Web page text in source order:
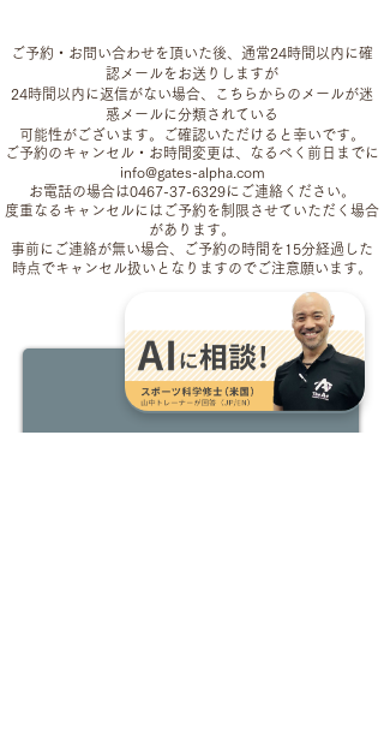
ご予約・お問い合わせを頂いた後、通常24時間以内に確
認メールをお送りしますが​
24時間以内に返信がない場合、こちらからのメールが迷
惑メールに分類されている
可能性がございます。ご確認いただけると幸いです。
ご予約のキャンセル・お時間変更は、なるべく前日までに
info@gates-alpha.com
お電話の場合は0467-37-6329にご連絡ください。
度重なるキャンセルにはご予約を制限させていただく場合
があります。
事前にご連絡が無い場合、ご予約の時間を15分経過した
時点でキャンセル扱いとなりますのでご注意願います。